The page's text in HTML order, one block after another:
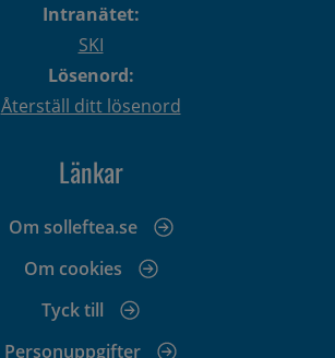
Intranätet:
SKI
Lösenord:
Återställ ditt lösenord
Länkar
Om solleftea.se
Om cookies
Tyck till
Personuppgifter